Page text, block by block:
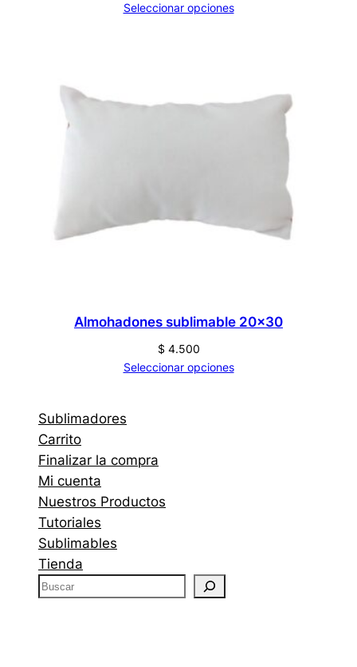
Seleccionar opciones
Almohadones sublimable 20×30
$4.500
Seleccionar opciones
Sublimadores
Carrito
Finalizar la compra
Mi cuenta
Nuestros Productos
Tutoriales
Sublimables
Tienda
B